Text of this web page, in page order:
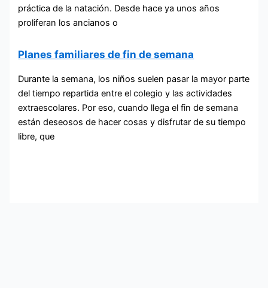
práctica de la natación. Desde hace ya unos años
proliferan los ancianos o
Planes familiares de fin de semana
Durante la semana, los niños suelen pasar la mayor parte
del tiempo repartida entre el colegio y las actividades
extraescolares. Por eso, cuando llega el fin de semana
están deseosos de hacer cosas y disfrutar de su tiempo
libre, que